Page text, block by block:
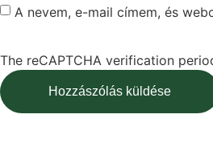
A nevem, e-mail címem, és
The reCAPTCHA verification